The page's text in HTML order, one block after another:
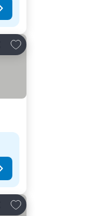
Legg til i favoritter
Legg til i favoritter